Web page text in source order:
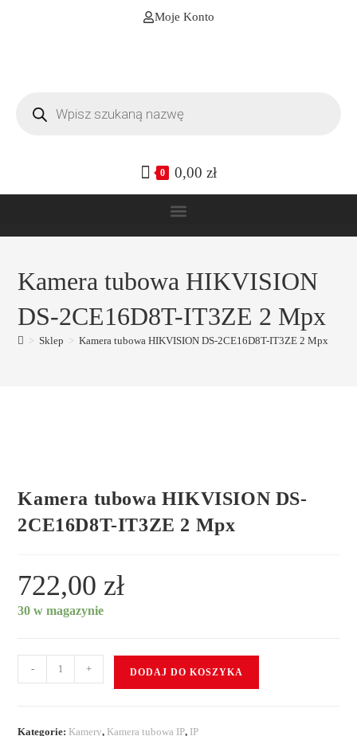
Moje Konto
0 0,00 zł
Kamera tubowa HIKVISION
DS-2CE16D8T-IT3ZE 2 Mpx
> Sklep > Kamera tubowa HIKVISION DS-2CE16D8T-IT3ZE 2 Mpx
Kamera tubowa HIKVISION DS-
2CE16D8T-IT3ZE 2 Mpx
722,00 zł
30 w magazynie
- + DODAJ DO KOSZYKA
Kategorie: Kamery, Kamera tubowa IP, IP